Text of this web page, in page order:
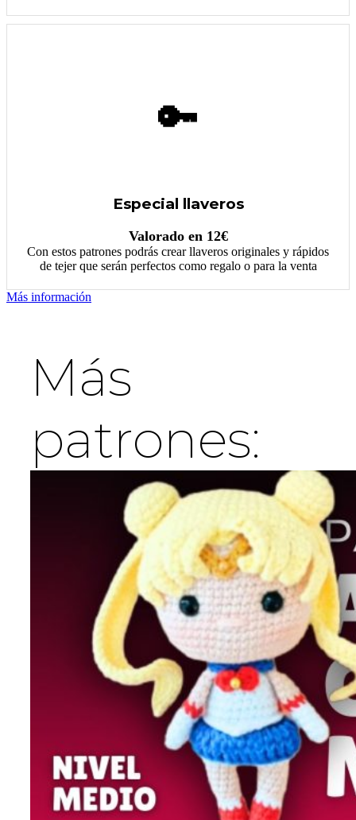
🔑
Especial llaveros
Valorado en 12€
Con estos patrones podrás crear llaveros originales y rápidos
de tejer que serán perfectos como regalo o para la venta
Más información
Más
patrones: